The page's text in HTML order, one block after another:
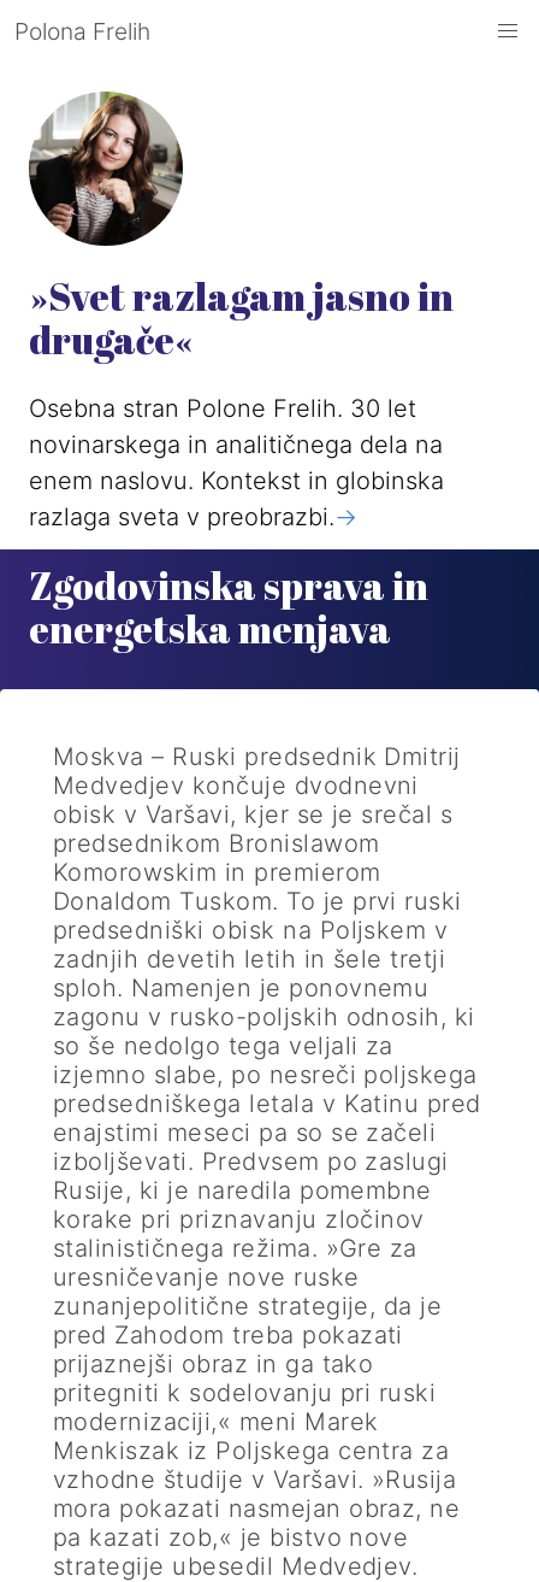
Polona Frelih
»Svet razlagam jasno in
drugače«
Osebna stran Polone Frelih. 30 let
novinarskega in analitičnega dela na
enem naslovu. Kontekst in globinska
razlaga sveta v preobrazbi.->
Zgodovinska sprava in
energetska menjava
Moskva – Ruski predsednik Dmitrij
Medvedjev končuje dvodnevni
obisk v Varšavi, kjer se je srečal s
predsednikom Bronislawom
Komorowskim in premierom
Donaldom Tuskom. To je prvi ruski
predsedniški obisk na Poljskem v
zadnjih devetih letih in šele tretji
sploh. Namenjen je ponovnemu
zagonu v rusko-poljskih odnosih, ki
so še nedolgo tega veljali za
izjemno slabe, po nesreči poljskega
predsedniškega letala v Katinu pred
enajstimi meseci pa so se začeli
izboljševati. Predvsem po zaslugi
Rusije, ki je naredila pomembne
korake pri priznavanju zločinov
stalinističnega režima. »Gre za
uresničevanje nove ruske
zunanjepolitične strategije, da je
pred Zahodom treba pokazati
prijaznejši obraz in ga tako
pritegniti k sodelovanju pri ruski
modernizaciji,« meni Marek
Menkiszak iz Poljskega centra za
vzhodne študije v Varšavi. »Rusija
mora pokazati nasmejan obraz, ne
pa kazati zob,« je bistvo nove
strategije ubesedil Medvedjev.